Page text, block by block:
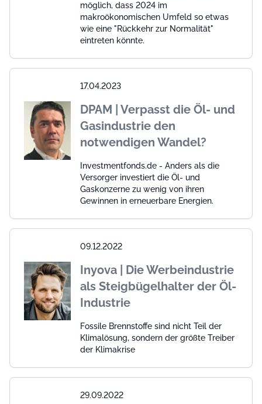
möglich, dass 2024 im
makroökonomischen Umfeld so etwas
wie eine "Rückkehr zur Normalität"
eintreten könnte.
17.04.2023
DPAM | Verpasst die Öl- und
Gasindustrie den
notwendigen Wandel?
Investmentfonds.de - Anders als die
Versorger investiert die Öl- und
Gaskonzerne zu wenig von ihren
Gewinnen in erneuerbare Energien.
09.12.2022
Inyova | Die Werbeindustrie
als Steigbügelhalter der Öl-
Industrie
Fossile Brennstoffe sind nicht Teil der
Klimalösung, sondern der größte Treiber
der Klimakrise
29.09.2022